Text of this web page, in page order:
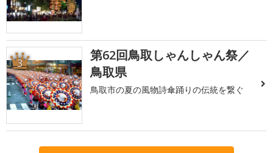
3
第62回鳥取しゃんしゃん祭／
鳥取県
鳥取市の夏の風物詩傘踊りの伝統を繋ぐ